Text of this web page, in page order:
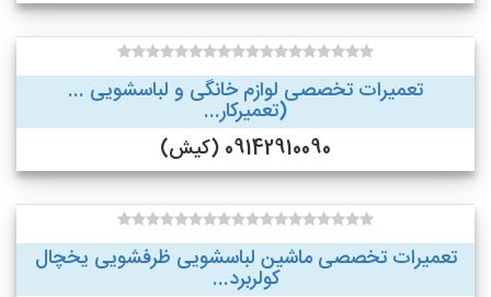
تعمیرات تخصصی لوازم خانگی و لباسشویی ...
(تعمیرکار...
09142910090 (کیش)
تعمیرات تخصصی ماشین لباسشویی ظرفشویی یخچال
کولربرد...